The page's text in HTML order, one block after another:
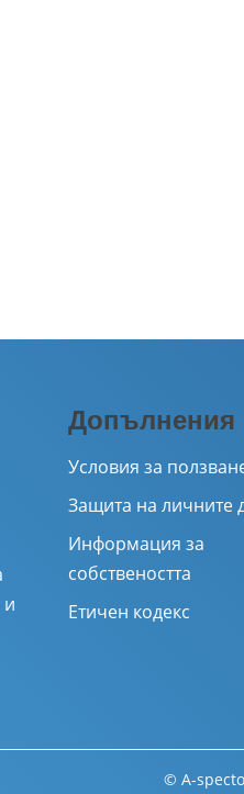
и
Допълнения
Условия за
Защита на личните
Информация за
собствеността
Етичен кодекс
© A-